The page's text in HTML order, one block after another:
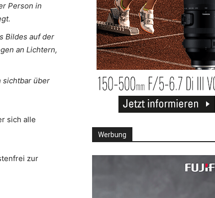
Person in
Bildes auf der
an Lichtern,
sichtbar über
sich alle
zur
Werbung